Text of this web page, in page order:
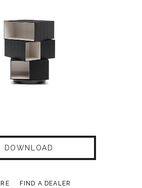
DOWNLOAD
FIND A DEALER